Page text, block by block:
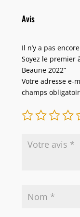
Avis
Il n’y a pas encore
Soyez le premier
Beaune 2022”
Votre adresse e-
champs